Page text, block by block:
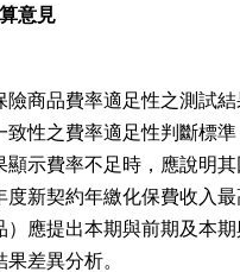
意見
商品費率適足性之測試
致性之費率適足性判斷標
顯示費率不足時，應說明
度新契約年繳化保費收入
）應提出本期與前期及本
果差異分析。